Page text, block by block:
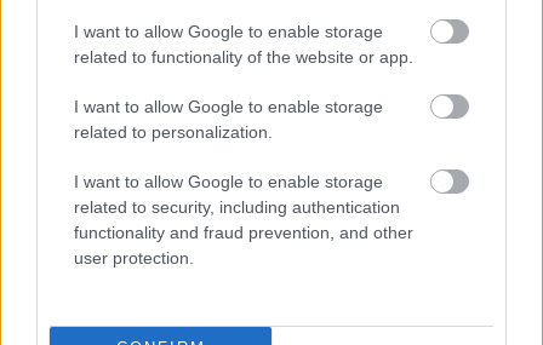
I want to allow Google to enable storage
related to functionality of the website or app.
I want to allow Google to enable storage
related to personalization.
I want to allow Google to enable storage
related to security, including authentication
functionality and fraud prevention, and other
user protection.
Διαβάζονται αυτή τη στιγμή
από τα δάνεια του ν. Κατσέλη
Νέο Χωροταξικό Τουρισμού: Οι νέες «κόκκινες
γραμμές» για το περιβάλλον και τι αλλάζει σε